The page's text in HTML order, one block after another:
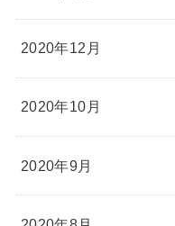
2020年12月
2020年10月
2020年9月